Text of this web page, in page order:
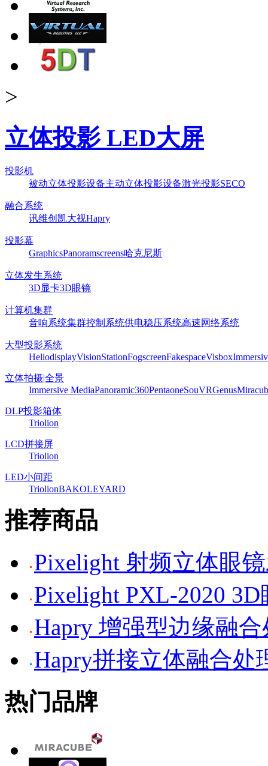
>
立体投影 LED大屏
投影机
被动立体投影设备主动立体投影设备激光投影SECO
融合系统
讯维创凯大视Hapry
投影幕
GraphicsPanoramscreens哈克尼斯
立体发生系统
3D显卡3D眼镜
计算机集群
音响系统集群控制系统供电稳压系统高速网络系统
大型投影系统
HeliodisplayVisionStationFogscreenFakespaceVisbox
立体拍摄|全景
Immersive MediaPanoramic360PentaoneSouVRGenus
DLP投影箱体
Triolion
LCD拼接屏
Triolion
LED小间距
TriolionBAKOLEYARD
推荐商品
Pixelight 射频立体眼
Pixelight PXL-2020 3D
Hapry 增强型边缘融
Hapry拼接立体融合处
热门品牌